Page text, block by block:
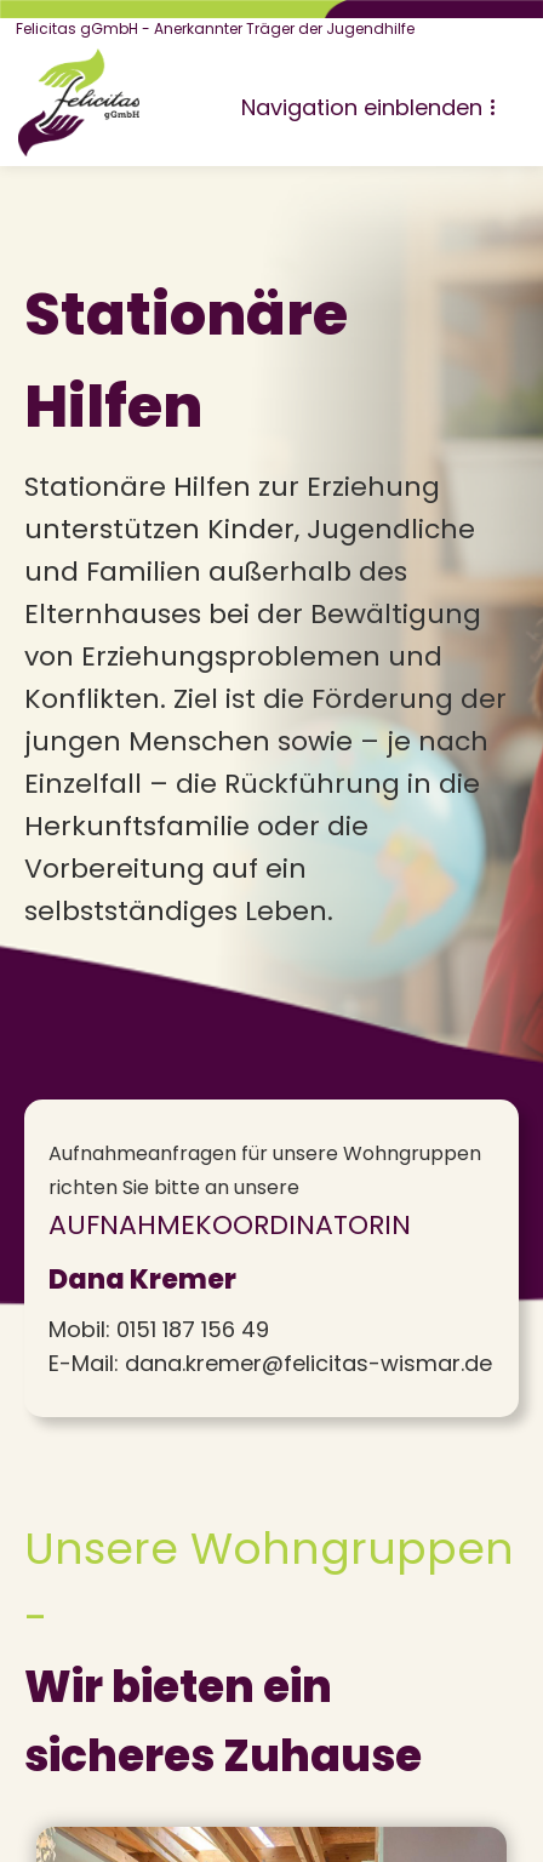
Felicitas gGmbH - Anerkannter Träger der Jugendhilfe
Navigation einblenden
Stationäre
Hilfen
Stationäre Hilfen zur Erziehung
unterstützen Kinder, Jugendliche
und Familien außerhalb des
Elternhauses bei der Bewältigung
von Erziehungsproblemen und
Konflikten. Ziel ist die Förderung der
jungen Menschen sowie – je nach
Einzelfall – die Rückführung in die
Herkunftsfamilie oder die
Vorbereitung auf ein
selbstständiges Leben.
Aufnahmeanfragen für unsere Wohngruppen
richten Sie bitte an unsere
AUFNAHMEKOORDINATORIN
Dana Kremer
Mobil: 0151 187 156 49
E-Mail: dana.kremer@felicitas-wismar.de
Unsere Wohngruppen
-
Wir bieten ein
sicheres Zuhause